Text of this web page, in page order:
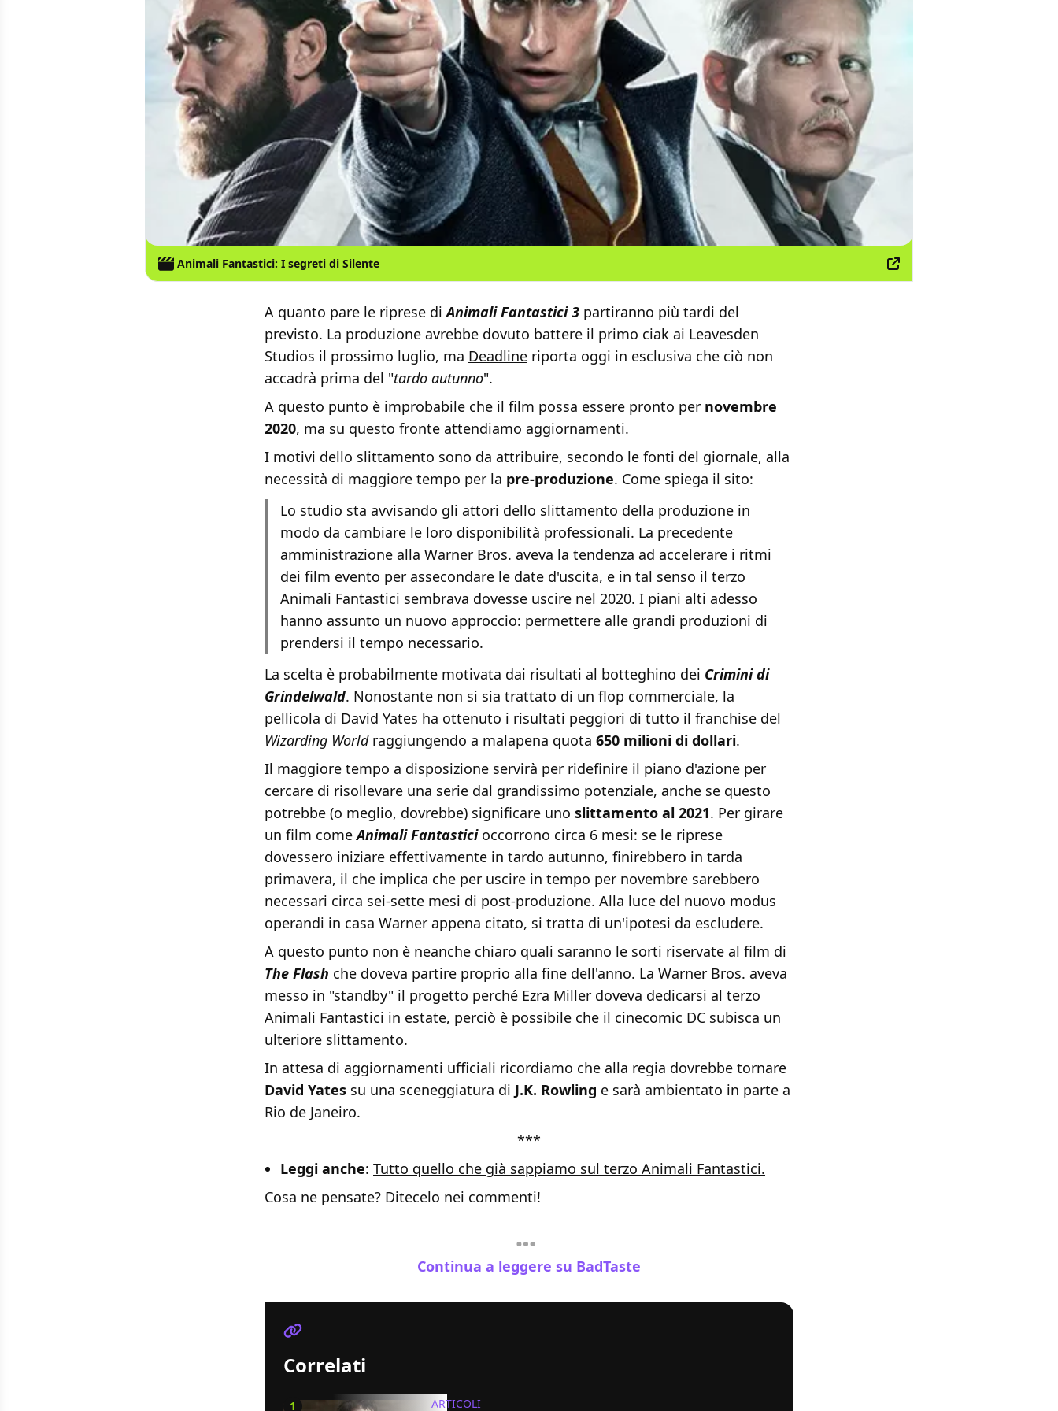
Animali Fantastici: I segreti di Silente
A quanto pare le riprese diAnimali Fantastici 3 partiranno più tardi del
previsto. La produzione avrebbe dovuto battere il primo ciak ai Leavesden
Studios il prossimo luglio, ma Deadline riporta oggi in esclusiva che ciò non
accadrà prima del "tardo autunno".
A questo punto è improbabile che il film possa essere pronto per novembre
2020, ma su questo fronte attendiamo aggiornamenti.
I motivi dello slittamento sono da attribuire, secondo le fonti del giornale, alla
necessità di maggiore tempo per la pre-produzione. Come spiega il sito:
Lo studio sta avvisando gli attori dello slittamento della produzione in
modo da cambiare le loro disponibilità professionali. La precedente
amministrazione alla Warner Bros. aveva la tendenza ad accelerare i ritmi
dei film evento per assecondare le date d'uscita, e in tal senso il terzo
Animali Fantastici sembrava dovesse uscire nel 2020. I piani alti adesso
hanno assunto un nuovo approccio: permettere alle grandi produzioni di
prendersi il tempo necessario.
La scelta è probabilmente motivata dai risultati al botteghino dei Crimini di
Grindelwald. Nonostante non si sia trattato di un flop commerciale, la
pellicola di David Yates ha ottenuto i risultati peggiori di tutto il franchise del
Wizarding Worldraggiungendo a malapena quota 650 milioni di dollari.
Il maggiore tempo a disposizione servirà per ridefinire il piano d'azione per
cercare di risollevare una serie dal grandissimo potenziale, anche se questo
potrebbe (o meglio, dovrebbe) significare uno slittamento al 2021. Per girare
un film comeAnimali Fantastici occorrono circa 6 mesi: se le riprese
dovessero iniziare effettivamente in tardo autunno, finirebbero in tarda
primavera, il che implica che per uscire in tempo per novembre sarebbero
necessari circa sei-sette mesi di post-produzione. Alla luce del nuovo modus
operandi in casa Warner appena citato, si tratta di un'ipotesi da escludere.
A questo punto non è neanche chiaro quali saranno le sorti riservate al film di
The Flash che doveva partire proprio alla fine dell'anno. La Warner Bros. aveva
messo in "standby" il progetto perché Ezra Miller doveva dedicarsi al terzo
Animali Fantastici in estate, perciò è possibile che il cinecomic DC subisca un
ulteriore slittamento.
In attesa di aggiornamenti ufficiali ricordiamo che alla regia dovrebbe tornare
David Yates su una sceneggiatura di J.K. Rowling e sarà ambientato in parte a
Rio de Janeiro.
***
Leggi anche: Tutto quello che già sappiamo sul terzo Animali Fantastici.
Cosa ne pensate? Ditecelo nei commenti!
Continua a leggere su BadTaste
Correlati
1 ARTICOLI